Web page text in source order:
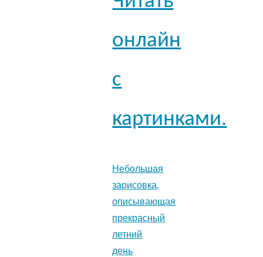
онлайн
с
картинками.
Небольшая
зарисовка,
описывающая
прекрасный
летний
день